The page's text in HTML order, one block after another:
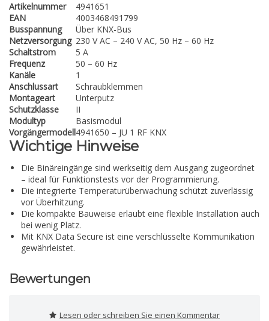
Artikelnummer
4941651
EAN
4003468491799
Busspannung
Über KNX-Bus
Netzversorgung 230 V AC – 240 V AC, 50 Hz – 60 Hz
Schaltstrom
5 A
Frequenz
50 – 60 Hz
Kanäle
1
Anschlussart
Schraubklemmen
Montageart
Unterputz
Schutzklasse
II
Modultyp
Basismodul
Vorgängermodell4941650 – JU 1 RF KNX
Wichtige Hinweise
Die Binäreingänge sind werkseitig dem Ausgang zugeordnet
– ideal für Funktionstests vor der Programmierung.
Die integrierte Temperaturüberwachung schützt zuverlässig
vor Überhitzung.
Die kompakte Bauweise erlaubt eine flexible Installation auch
bei wenig Platz.
Mit KNX Data Secure ist eine verschlüsselte Kommunikation
gewährleistet.
Bewertungen
Lesen oder schreiben Sie einen Kommentar